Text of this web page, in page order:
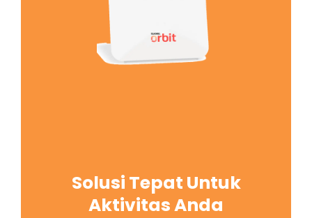
Solusi Tepat Untuk
Aktivitas Anda